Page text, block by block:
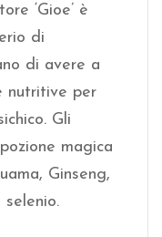
‘Gioe’ è
di
di avere a
nutritive per
Gli
magica
Ginseng,
selenio.